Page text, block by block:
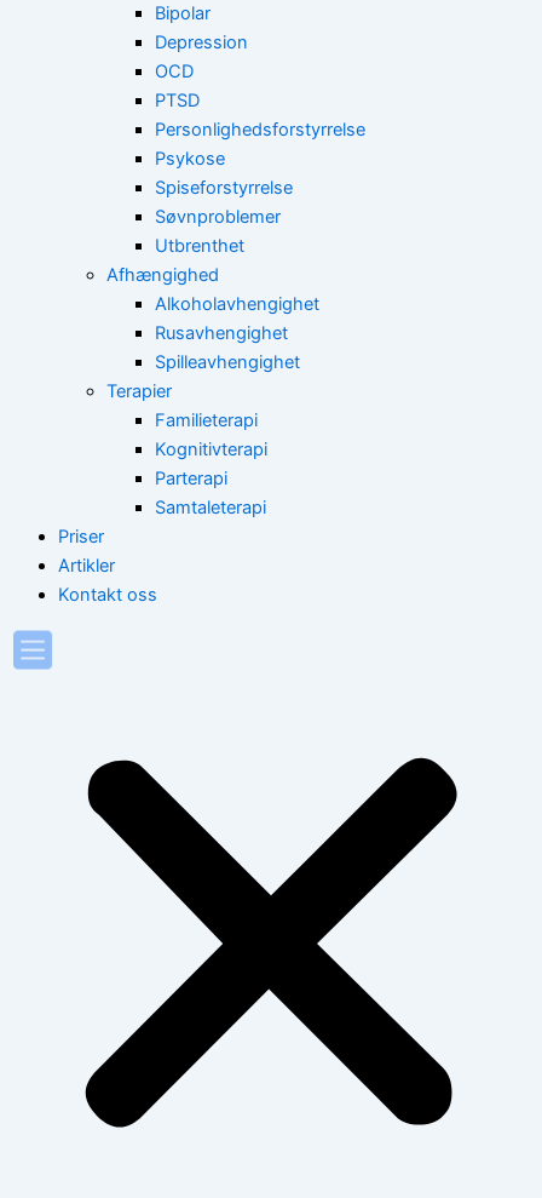
Bipolar
Depression
OCD
PTSD
Personlighedsforstyrrelse
Psykose
Spiseforstyrrelse
Søvnproblemer
Utbrenthet
Afhængighed
Alkoholavhengighet
Rusavhengighet
Spilleavhengighet
Terapier
Familieterapi
Kognitivterapi
Parterapi
Samtaleterapi
Priser
Artikler
Kontakt oss